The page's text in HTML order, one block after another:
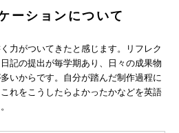
ーションについて
力がついてきたと感じます。リフレク
記の提出が毎学期あり、日々の成果物
いからです。自分が踏んだ制作過程に
れをこうしたらよかったかなどを英語